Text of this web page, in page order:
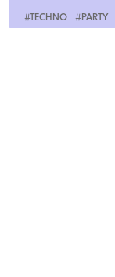
#TECHNO #PARTY